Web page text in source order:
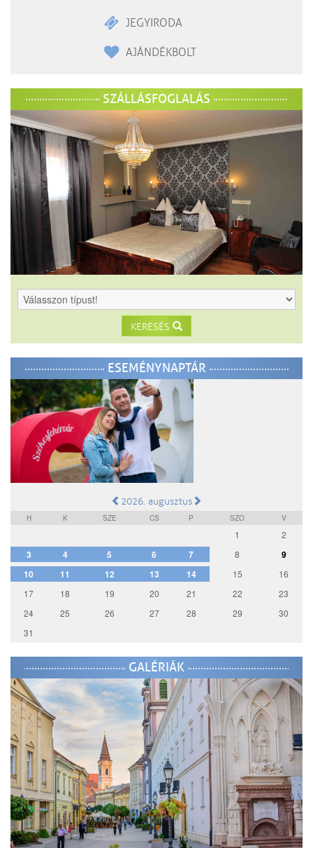
JEGYIRODA
AJÁNDÉKBOLT
SZÁLLÁSFOGLALÁS
KERESÉS
ESEMÉNYNAPTÁR
2026. augusztus
H K SZE CS P SZO V
1 2
3 4 5 6 7 8
9
10
11 12 13 14 15
16
17
18 19 20 21 22
23
24
25 26 27 28 29
30
31
GALÉRIÁK